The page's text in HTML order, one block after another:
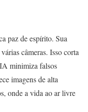
paz de espírito. Sua
câmeras. Isso corta
minimiza falsos
imagens de alta
onde a vida ao ar livre